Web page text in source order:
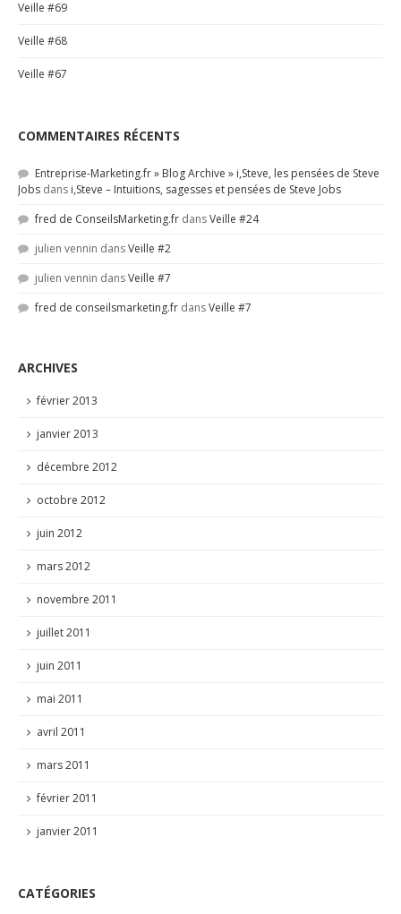
Veille #69
Veille #68
Veille #67
COMMENTAIRES RÉCENTS
Entreprise-Marketing.fr » Blog Archive » i,Steve, les pensées de Steve
Jobs dans i,Steve – Intuitions, sagesses et pensées de Steve Jobs
fred de ConseilsMarketing.fr dansVeille #24
julien vennin dansVeille #2
julien vennin dansVeille #7
fred de conseilsmarketing.fr dansVeille #7
ARCHIVES
février 2013
janvier 2013
décembre 2012
octobre 2012
juin 2012
mars 2012
novembre 2011
juillet 2011
juin 2011
mai 2011
avril 2011
mars 2011
février 2011
janvier 2011
CATÉGORIES